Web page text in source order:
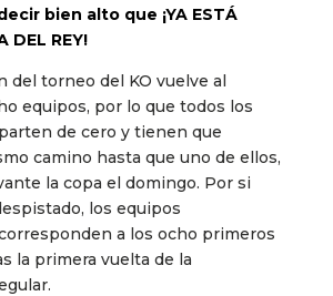
bien alto que ¡YA ESTÁ
DEL REY!
del torneo del KO vuelve al
equipos, por lo que todos los
de cero y tienen que
camino hasta que uno de ellos,
la copa el domingo. Por si
los equipos
a los ocho primeros
la primera vuelta de la